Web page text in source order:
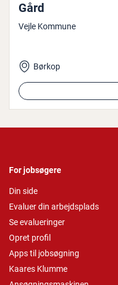
Gård
Vejle Kommune
Børkop
For jobsøgere
Din side
Evaluer din arbejdsplads
Se evalueringer
Opret profil
Apps til jobsøgning
Kaares Klumme